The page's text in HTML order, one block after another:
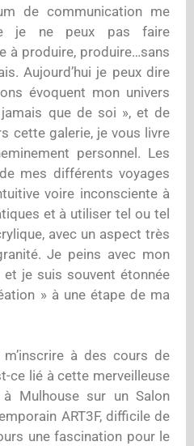
de communication me
je ne peux pas faire
à produire, produire…sans
Aujourd’hui je peux dire
évoquent mon univers
que de soi », et de
cette galerie, je vous livre
personnel. Les
mes différents voyages
voire inconsciente à
et à utiliser tel ou tel
avec un aspect très
Je peins avec mon
je suis souvent étonnée
» à une étape de ma
à des cours de
ce lié à cette merveilleuse
Mulhouse sur un Salon
ART3F, difficile de
une fascination pour le